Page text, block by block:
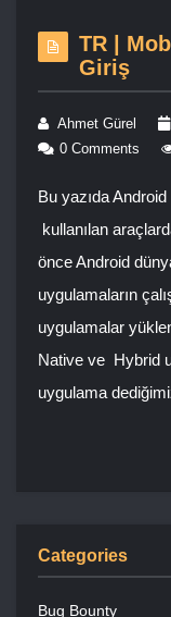
TR |
Giriş
Ahmet Gürel
0 Comments
Bu yazıda
kullanılan
önce Android
uygulamaların
uygulamalar
Native ve Hybrid
uygulama
Categories
Bug Bounty